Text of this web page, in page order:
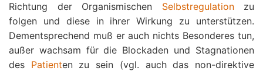
Richtung der Organismischen Selbstregulationzu
folgen und diese in ihrer Wirkung zu unterstützen.
Dementsprechend muß er auch nichts Besonderes tun,
außer wachsam für die Blockaden und Stagnationen
des Patienten zu sein (vgl. auch das non-direktive